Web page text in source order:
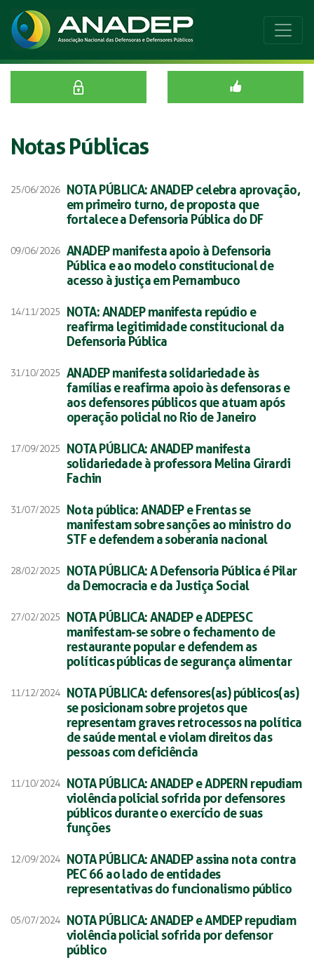
Notas Públicas
25/06/2026
NOTA PÚBLICA: ANADEP celebra aprovação,
em primeiro turno, de proposta que
fortalece a Defensoria Pública do DF
09/06/2026 ANADEP manifesta apoio à Defensoria
Pública e ao modelo constitucional de
acesso à justiça em Pernambuco
14/11/2025
NOTA: ANADEP manifesta repúdio e
reafirma legitimidade constitucional da
Defensoria Pública
31/10/2025 ANADEP manifesta solidariedade às
famílias e reafirma apoio às defensoras e
aos defensores públicos que atuam após
operação policial no Rio de Janeiro
17/09/2025
NOTA PÚBLICA: ANADEP manifesta
solidariedade à professora Melina Girardi
Fachin
31/07/2025
Nota pública: ANADEP e Frentas se
manifestam sobre sanções ao ministro do
STF e defendem a soberania nacional
28/02/2025
NOTA PÚBLICA: A Defensoria Pública é Pilar
da Democracia e da Justiça Social
27/02/2025
NOTA PÚBLICA: ANADEP e ADEPESC
manifestam-se sobre o fechamento de
restaurante popular e defendem as
políticas públicas de segurança alimentar
11/12/2024
NOTA PÚBLICA: defensores(as) públicos(as)
se posicionam sobre projetos que
representam graves retrocessos na política
de saúde mental e violam direitos das
pessoas com deficiência
11/10/2024
NOTA PÚBLICA: ANADEP e ADPERN repudiam
violência policial sofrida por defensores
públicos durante o exercício de suas
funções
12/09/2024
NOTA PÚBLICA: ANADEP assina nota contra
PEC 66 ao lado de entidades
representativas do funcionalismo público
05/07/2024
NOTA PÚBLICA: ANADEP e AMDEP repudiam
violência policial sofrida por defensor
público